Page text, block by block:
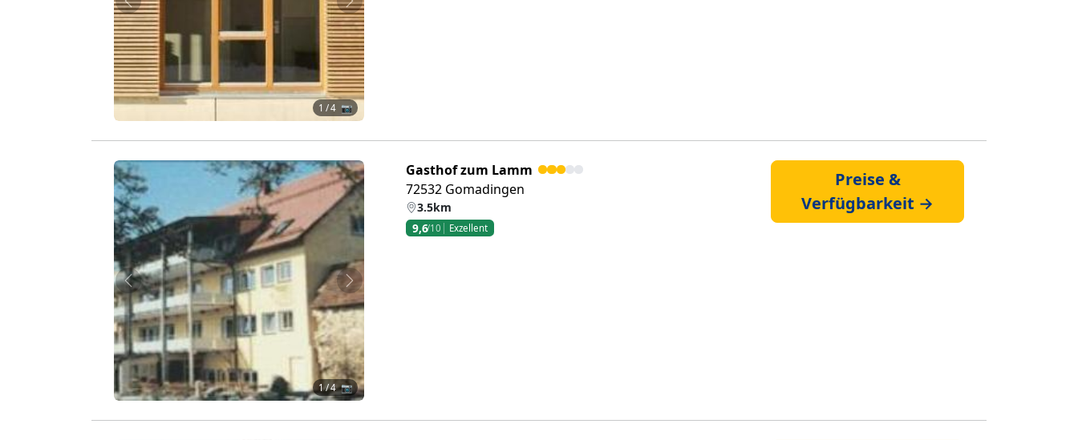
Zurück Weiter
1 / 4 📷
Zurück Weiter
1/ 4 📷
Gasthof zum Lamm
72532 Gomadingen
3.5km
9,6/10 Exzellent
Preise &
Verfügbarkeit →